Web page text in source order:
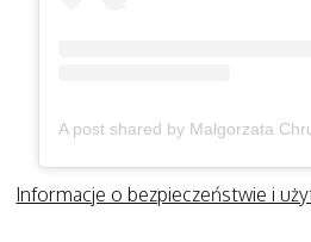
Informacje o bezpieczeństwie i